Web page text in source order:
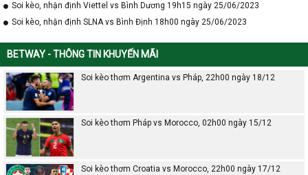
Soi kèo, nhận định Viettel vs Bình Dương 19h15 ngày 25/06/2023
Soi kèo, nhận định SLNA vs Bình Định 18h00 ngày 25/06/2023
BETWAY - THÔNG TIN KHUYẾN MÃI
Soi kèo thơm Argentina vs Pháp, 22h00 ngày 18/12
Soi kèo thơm Pháp vs Morocco, 02h00 ngày 15/12
Soi kèo thơm Croatia vs Morocco, 22h00 ngày 17/12